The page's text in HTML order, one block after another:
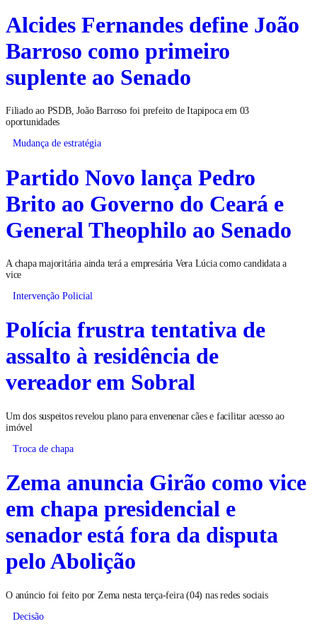
Alcides Fernandes define João
Barroso como primeiro
suplente ao Senado
Filiado ao PSDB, João Barroso foi prefeito de Itapipoca em 03
oportunidades
Mudança de estratégia
Partido Novo lança Pedro
Brito ao Governo do Ceará e
General Theophilo ao Senado
A chapa majoritária ainda terá a empresária Vera Lúcia como candidata a
vice
Intervenção Policial
Polícia frustra tentativa de
assalto à residência de
vereador em Sobral
Um dos suspeitos revelou plano para envenenar cães e facilitar acesso ao
imóvel
Troca de chapa
Zema anuncia Girão como vice
em chapa presidencial e
senador está fora da disputa
pelo Abolição
O anúncio foi feito por Zema nesta terça-feira (04) nas redes sociais
Decisão